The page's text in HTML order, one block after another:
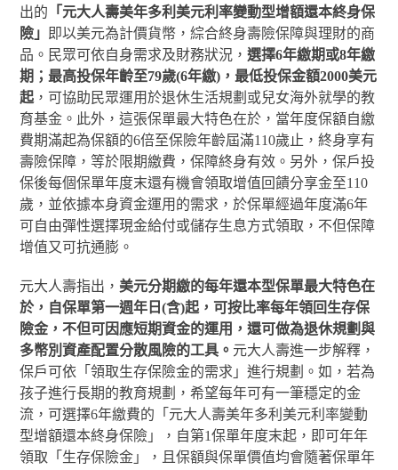
出的 「元大人壽美年多利美元利率變動型增額還本終身保
險」
即以美元為計價貨幣，綜合終身壽險保障與理財的商
品。民眾可依自身需求及財務狀況，選擇6年繳期或8年繳
期；最高投保年齡至79歲(6年繳) ，最低投保金額2000美元
起 ，可協助民眾運用於退休生活規劃或兒女海外就學的教
育基金。此外，這張保單最大特色在於，當年度保額自繳
費期滿起為保額的6倍至保險年齡屆滿110歲止，終身享有
壽險保障，等於限期繳費，保障終身有效。另外，保戶投
保後每個保單年度末還有機會領取增值回饋分享金至110
歲，並依據本身資金運用的需求，於保單經過年度滿6年
可自由彈性選擇現金給付或儲存生息方式領取，不但保障
增值又可抗通膨。
元大人壽指出， 美元分期繳的每年還本型保單最大特色在
於，自保單第一週年日(含)起，可按比率每年領回生存保
險金，不但可因應短期資金的運用，還可做為退休規劃與
多幣別資產配置分散風險的工具。 元大人壽進一步解釋，
保戶可依「領取生存保險金的需求」進行規劃。如，若為
孩子進行長期的教育規劃，希望每年可有一筆穩定的金
流，可選擇6年繳費的「元大人壽美年多利美元利率變動
型增額還本終身保險」，自第1保單年度末起，即可年年
領取「生存保險金」，且保額與保單價值均會隨著保單年